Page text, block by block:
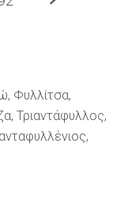
Φυλλίτσα,
Τριαντάφυλλος,